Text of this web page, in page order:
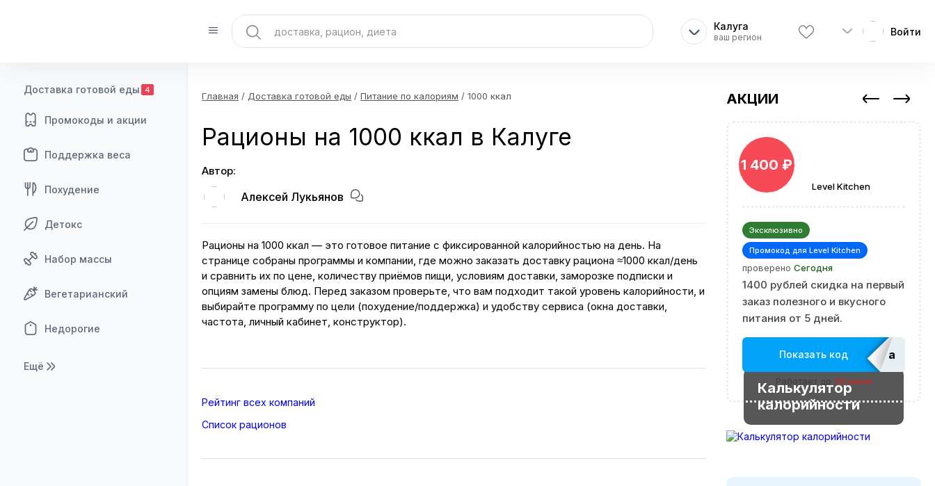
Калуга
ваш регион Войти
Доставка готовой еды 4
Промокоды и акции
Поддержка веса
Похудение
Детокс
Набор массы
Вегетарианский
Недорогие
Ещё
Главная / Доставка готовой еды / Питание по калориям / 1000 ккал
Рационы на 1000 ккал в Калуге
Автор:
Алексей Лукьянов
Рационы на 1000 ккал — это готовое питание с фиксированной калорийностью на день. На
странице собраны программы и компании, где можно заказать доставку рациона ≈1000 ккал/день
и сравнить их по цене, количеству приёмов пищи, условиям доставки, заморозке подписки и
опциям замены блюд. Перед заказом проверьте, что вам подходит такой уровень калорийности, и
выбирайте программу по цели (похудение/поддержка) и удобству сервиса (окна доставки,
частота, личный кабинет, конструктор).
Рейтинг всех компаний
Список рационов
АКЦИИ
Level Kitchen
1 400 ₽
Эксклюзивно
Промокод для Level Kitchen
проверено Сегодня
1400 рублей скидка на первый
заказ полезного и вкусного
питания от 5 дней.
Показать код
Работает до 30 июня
Калькулятор
калорийности